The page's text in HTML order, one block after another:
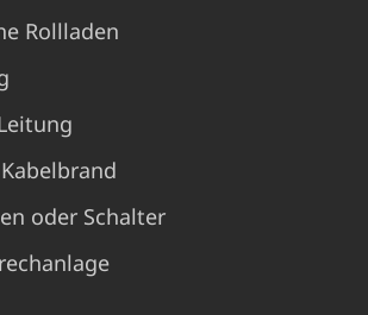
Rollladen
oder Schalter